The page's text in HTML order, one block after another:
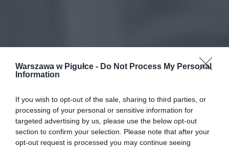
Warszawa w Pigułce - Do Not Process My Personal
Information
If you wish to opt-out of the sale, sharing to third parties, or
processing of your personal or sensitive information for
targeted advertising by us, please use the below opt-out
section to confirm your selection. Please note that after your
opt-out request is processed you may continue seeing